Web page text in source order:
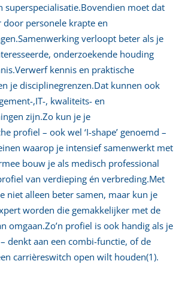
moet dat
door personele krapte en
verloopt beter als je
onderzoekende houding
kennis en praktische
je disciplinegrenzen.Dat kunnen ook
,IT-, kwaliteits- en
zijn.Zo kun je je
profiel – ook wel ‘I-shape’ genoemd –
waarop je intensief samenwerkt met
bouw je als medisch professional
profiel van verdieping én verbreding.Met
niet alleen beter samen, maar kun je
worden die gemakkelijker met de
omgaan.Zo’n profiel is ook handig als je
denkt aan een combi-functie, of de
carrièreswitch open wilt houden(1).